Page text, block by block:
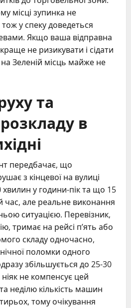
місці зупинка не
у спеку доведеться
Якщо ваша відправна
не ризикувати і сідати
Зеленій місць майже не
та
в
передбачає, що
з кінцевої на вулиці
у години-пік та що 15
час, але реальне виконання
ситуацією. Перевізник,
тримає на рейсі п’ять або
складу одночасно,
поломки одного
збільшується до 25-30
не компенсує цей
неділю кількість машин
тому очікування